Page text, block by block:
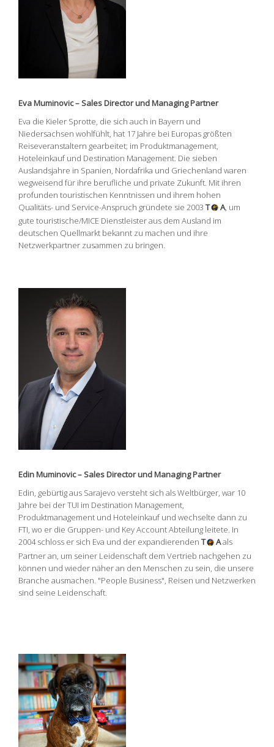
Eva Muminovic – Sales Director und Managing Partner
Eva die Kieler Sprotte, die sich auch in Bayern und
Niedersachsen wohlfühlt, hat 17 Jahre bei Europas größten
Reiseveranstaltern gearbeitet; im Produktmanagement,
Hoteleinkauf und Destination Management. Die sieben
Auslandsjahre in Spanien, Nordafrika und Griechenland waren
wegweisend für ihre berufliche und private Zukunft. Mit ihren
profunden touristischen Kenntnissen und ihrem hohen
Qualitäts- und Service-Anspruch gründete sie 2003 T A, um
gute touristische/MICE Dienstleister aus dem Ausland im
deutschen Quellmarkt bekannt zu machen und ihre
Netzwerkpartner zusammen zu bringen.
Edin Muminovic – Sales Director und Managing Partner
Edin, gebürtig aus Sarajevo versteht sich als Weltbürger, war 10
Jahre bei der TUI im Destination Management,
Produktmanagement und Hoteleinkauf und wechselte dann zu
FTI, wo er die Gruppen- und Key Account Abteilung leitete. In
2004 schloss er sich Eva und der expandierenden T Aals
Partner an, um seiner Leidenschaft dem Vertrieb nachgehen zu
können und wieder näher an den Menschen zu sein, die unsere
Branche ausmachen. "People Business", Reisen und Netzwerken
sind seine Leidenschaft.